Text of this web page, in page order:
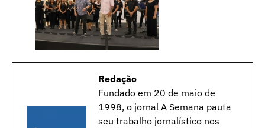
Redação
Fundado em 20 de maio de
1998, o jornal A Semana pauta
seu trabalho jornalístico nos